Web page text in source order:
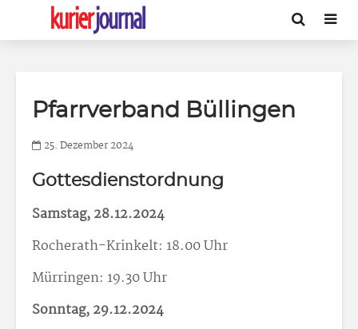
Pfarrverband Büllingen
25. Dezember 2024
Gottesdienstordnung
Samstag, 28.12.2024
Rocherath-Krinkelt: 18.00 Uhr
Mürringen: 19.30 Uhr
Sonntag, 29.12.2024